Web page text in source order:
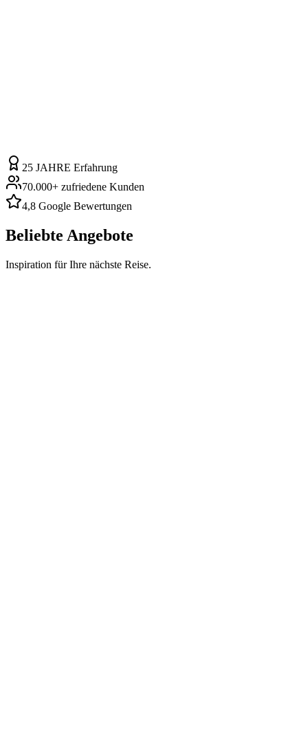
25 JAHRE Erfahrung
70.000+ zufriedene Kunden
4,8 Google Bewertungen
Beliebte Angebote
Inspiration für Ihre nächste Reise.